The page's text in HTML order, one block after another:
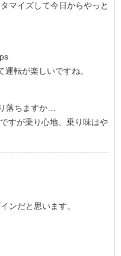
マイズして今日からやっと
転が楽しいですね。
落ちますか…
すが乗り心地、乗り味はや
ンだと思います。